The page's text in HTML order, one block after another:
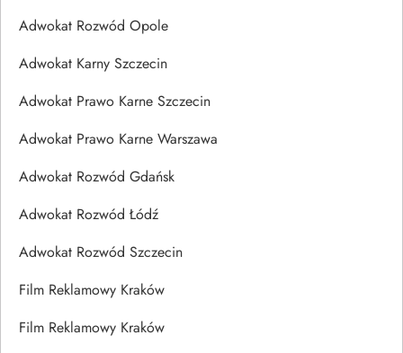
Adwokat Rozwód Opole
Adwokat Karny Szczecin
Adwokat Prawo Karne Szczecin
Adwokat Prawo Karne Warszawa
Adwokat Rozwód Gdańsk
Adwokat Rozwód Łódź
Adwokat Rozwód Szczecin
Film Reklamowy Kraków
Film Reklamowy Kraków